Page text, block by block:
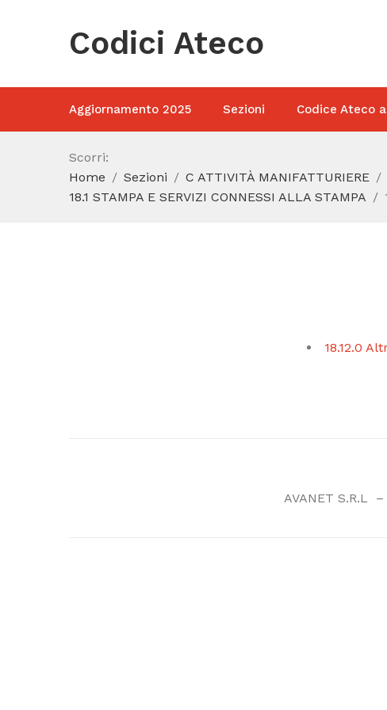
Codici Ateco
Aggiornamento 2025 Sezioni Codice Ateco
Scorri:
Home
Sezioni C ATTIVITÀ MANIFATTURIERE
18.1 STAMPA E SERVIZI CONNESSI ALLA STAMPA
18.12.0
AVANET S.R.L
–